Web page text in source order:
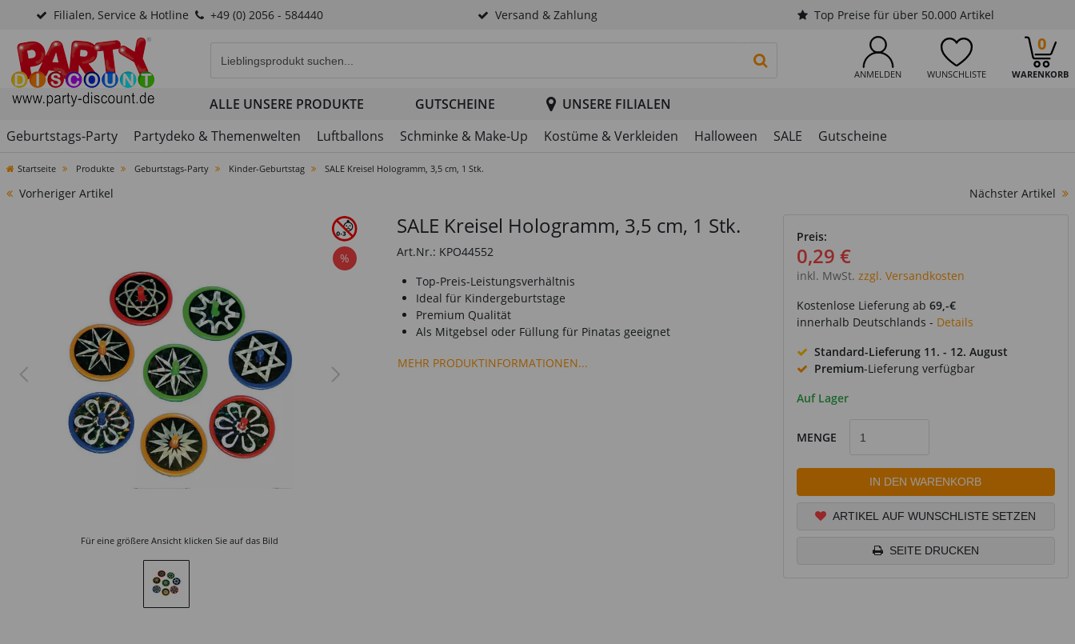
Filialen, Service & Hotline +49 (0) 2056 - 584440 Versand & Zahlung Top Preise für über 50.000 Artikel
ANMELDEN WUNSCHLISTE WARENKORB
0
PRODUKTSUCHE STARTEN
ALLE UNSERE PRODUKTE GUTSCHEINE
UNSERE FILIALEN
Geburtstags-Party
Partydeko & Themenwelten Luftballons Schminke & Make-Up Kostüme & Verkleiden Halloween SALE Gutscheine
Startseite Produkte Geburtstags-Party Kinder-Geburtstag SALE Kreisel Hologramm, 3,5 cm, 1 Stk.
Vorheriger Artikel Nächster Artikel
%
Für eine größere Ansicht klicken Sie auf das Bild
SALE Kreisel Hologramm, 3,5 cm, 1 Stk.
Art.Nr.: KPO44552
Top-Preis-Leistungsverhältnis
Ideal für Kindergeburtstage
Premium Qualität
Als Mitgebsel oder Füllung für Pinatas geeignet
MEHR PRODUKTINFORMATIONEN...
Preis:
0,29 €
inkl. MwSt. zzgl. Versandkosten
Kostenlose Lieferung ab 69,-€
innerhalb Deutschlands - Details
Standard-Lieferung 11. - 12. August
Premium-Lieferung verfügbar
Auf Lager
MENGE
IN DEN WARENKORB
ARTIKEL AUF WUNSCHLISTE SETZEN
SEITE DRUCKEN